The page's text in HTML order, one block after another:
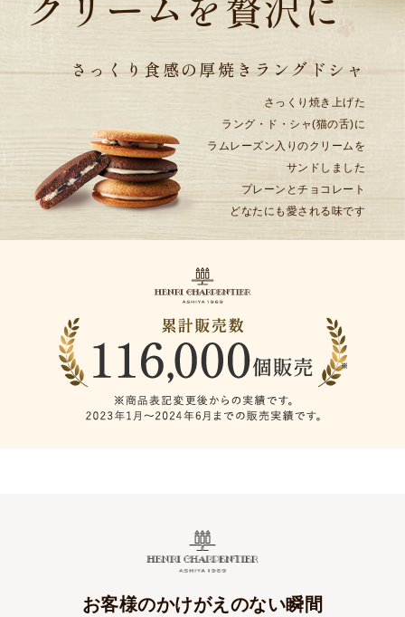
さっくり食感の厚焼きラングドシャ
さっくり焼き上げた
ラング・ド・シャ(猫の舌)に
ラムレーズン入りのクリームを
サンドしました
プレーンとチョコレート
どなたにも愛される味です
お客様のかけがえのない瞬間